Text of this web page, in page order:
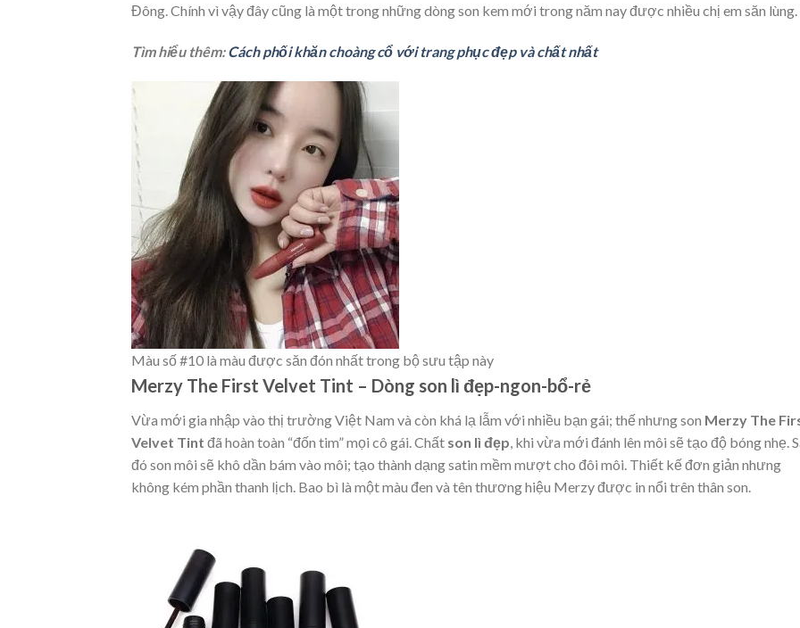
Đông. Chính vì vậy đây cũng là một trong những dòng son kem mới trong năm nay được nhiều chị em săn lùng.
Tìm hiểu thêm:Cách phối khăn choàng cổ với trang phục đẹp và chất nhất
Màu số #10 là màu được săn đón nhất trong bộ sưu tập này
Merzy The First Velvet Tint – Dòng son lì đẹp-ngon-bổ-rẻ
Vừa mới gia nhập vào thị trường Việt Nam và còn khá lạ lẫm với nhiều bạn gái; thế nhưng son Merzy The
Velvet Tint đã hoàn toàn “đốn tim” mọi cô gái. Chất son lì đẹp , khi vừa mới đánh lên môi sẽ tạo độ bóng nhẹ.
đó son môi sẽ khô dần bám vào môi; tạo thành dạng satin mềm mượt cho đôi môi. Thiết kế đơn giản nhưng
không kém phần thanh lịch. Bao bì là một màu đen và tên thương hiệu Merzy được in nổi trên thân son.